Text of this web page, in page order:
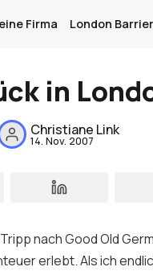
Meine Firma
Kontakt
Firma London
in
Christiane Link
14. Nov. 2007
nachGood Old
erlebt. Als ich